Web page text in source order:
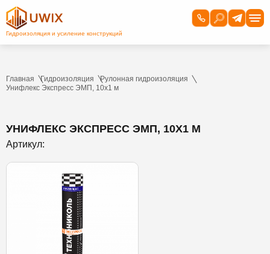
Главная Гидроизоляция
Рулонная гидроизоляция
Унифлекс Экспресс ЭМП, 10х1 м
УНИФЛЕКС ЭКСПРЕСС ЭМП, 10Х1 М
Артикул: